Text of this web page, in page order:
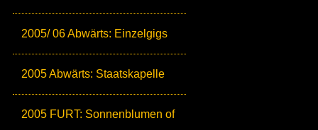
2005/ 06 Abwärts: Einzelgigs
2005 Abwärts: Staatskapelle
2005 FURT: Sonnenblumen of